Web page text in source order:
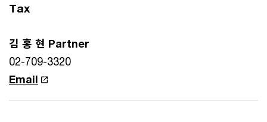
Tax
김 홍 현 Partner
02-709-3320
Email